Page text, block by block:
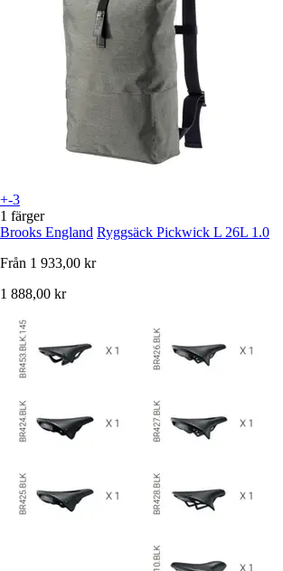
+-3
1 färger
Brooks England Ryggsäck Pickwick L 26L 1.0
Från 1 933,00 kr
1 888,00 kr